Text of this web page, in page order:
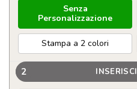
Senza
Personalizzazione
Stampa a 2 colori
2